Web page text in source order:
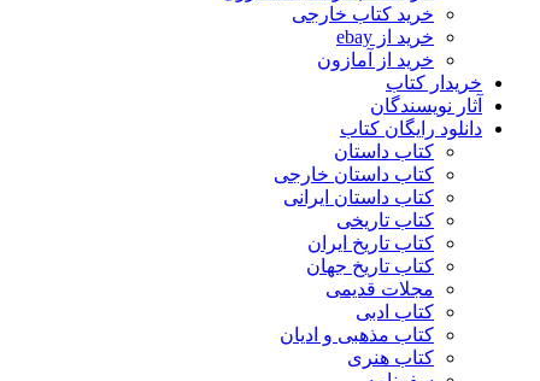
خرید کتاب خارجی
خرید از ebay
خرید از آمازون
خریدار کتاب
آثار نویسندگان
دانلود رایگان کتاب
کتاب داستان
کتاب داستان خارجی
کتاب داستان ایرانی
کتاب تاریخی
کتاب تاریخ ایران
کتاب تاریخ جهان
مجلات قدیمی
کتاب ادبی
کتاب مذهبی و ادیان
کتاب هنری